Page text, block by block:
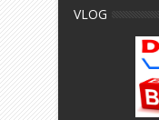
VLOG